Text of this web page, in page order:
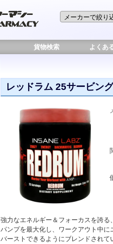
貨物検索 よくあ
レッドラム 25サービング
強力なエネルギー＆フォーカスを誇る
パンプを最大化し、ワークアウト中に
バーストできるようにブレンドされて